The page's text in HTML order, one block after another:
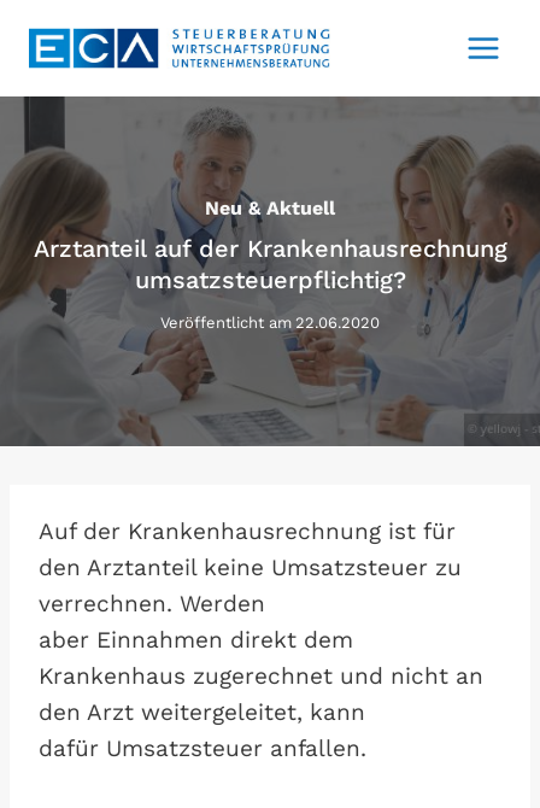
Inhalt
Neu & Aktuell
Arztanteil auf der Krankenhausrechnung
umsatzsteuerpflichtig?
Veröffentlicht am 22.06.2020
Auf der Krankenhausrechnung ist für
den Arztanteil keine Umsatzsteuer zu
verrechnen. Werden
aber Einnahmen direkt dem
Krankenhaus zugerechnet und nicht an
den Arzt weitergeleitet, kann
dafür Umsatzsteuer anfallen.